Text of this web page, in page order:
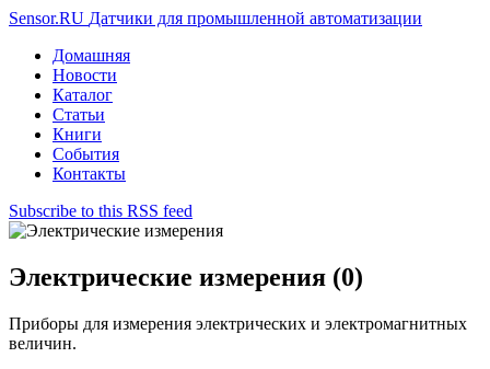
Sensor.RU Датчики для промышленной автоматизации
Домашняя
Новости
Каталог
Статьи
Книги
События
Контакты
Subscribe to this RSS feed
Электрические измерения (0)
Приборы для измерения электрических и электромагнитных
величин.